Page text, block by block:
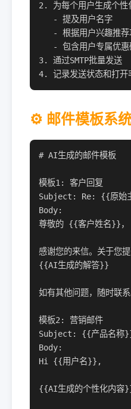
2. 为每个用户生成个性
   - 提及用户名字
- 根据用户兴趣推荐
- 包含用户专属优惠
3. 通过SMTP批量发送
4. 记录发送状态和打开
⚙️ 邮件模板系
# AI生成的邮件模板
模板1: 客户回复
Subject: Re: {{原始
Body:
尊敬的 {{客户姓名}}，
感谢您的来信。关于您
{{AI生成的解答}}
如有其他问题，随时联系
模板2: 营销邮件
Subject: {{产品名称}}
Body:
Hi {{用户名}},
{{AI生成的个性化内容